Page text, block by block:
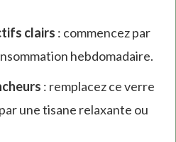
clairs : commencez par
hebdomadaire.
: remplacez ce verre
une tisane relaxante ou